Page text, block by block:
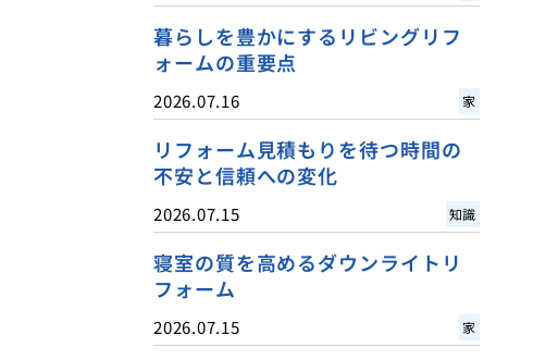
暮らしを豊かにするリビングリフ
ォームの重要点
2026.07.16 家
リフォーム見積もりを待つ時間の
不安と信頼への変化
2026.07.15 知識
寝室の質を高めるダウンライトリ
フォーム
2026.07.15 家